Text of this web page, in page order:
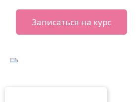
Записаться на курс